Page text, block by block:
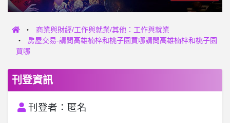
商業與財經/工作與就業/其他：工作與就業
房屋交易-請問高雄楠梓和桃子園買哪請問高雄楠梓和桃子園
買哪
刊登資訊
刊登者：匿名